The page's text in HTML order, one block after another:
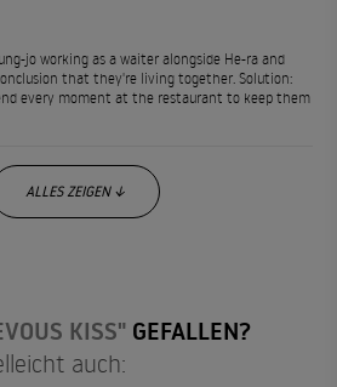
jo working as a waiter alongside He-ra and
that they're living together. Solution:
every moment at the restaurant to keep them
ALLES ZEIGEN ↓
KISS" GEFALLEN?
auch: